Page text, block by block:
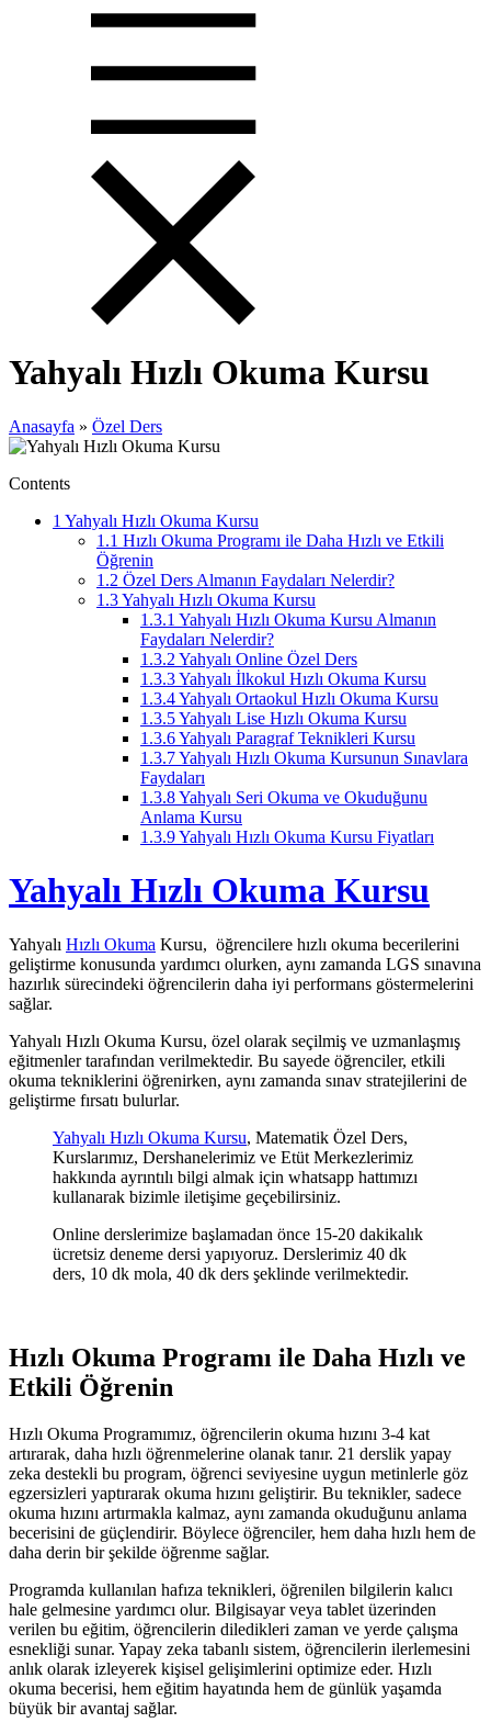
Yahyalı Hızlı Okuma Kursu
Anasayfa » Özel Ders
Contents
1 Yahyalı Hızlı Okuma Kursu
1.1 Hızlı Okuma Programı ile Daha Hızlı ve Etkili
Öğrenin
1.2 Özel Ders Almanın Faydaları Nelerdir?
1.3Yahyalı Hızlı Okuma Kursu
1.3.1 Yahyalı Hızlı Okuma Kursu Almanın
Faydaları Nelerdir?
1.3.2 Yahyalı Online Özel Ders
1.3.3Yahyalı İlkokul Hızlı Okuma Kursu
1.3.4Yahyalı Ortaokul Hızlı Okuma Kursu
1.3.5Yahyalı Lise Hızlı Okuma Kursu
1.3.6Yahyalı Paragraf Teknikleri Kursu
1.3.7Yahyalı Hızlı Okuma Kursunun Sınavlara
Faydaları
1.3.8Yahyalı Seri Okuma ve Okuduğunu
Anlama Kursu
1.3.9Yahyalı Hızlı Okuma Kursu Fiyatları
Yahyalı Hızlı Okuma Kursu
Yahyalı Hızlı Okuma Kursu, öğrencilere hızlı okuma becerilerini
geliştirme konusunda yardımcı olurken, aynı zamanda LGS sınavına
hazırlık sürecindeki öğrencilerin daha iyi performans göstermelerini
sağlar.
Yahyalı Hızlı Okuma Kursu, özel olarak seçilmiş ve uzmanlaşmış
eğitmenler tarafından verilmektedir. Bu sayede öğrenciler, etkili
okuma tekniklerini öğrenirken, aynı zamanda sınav stratejilerini de
geliştirme fırsatı bulurlar.
Yahyalı Hızlı Okuma Kursu, Matematik Özel Ders,
Kurslarımız, Dershanelerimiz ve Etüt Merkezlerimiz
hakkında ayrıntılı bilgi almak için whatsapp hattımızı
kullanarak bizimle iletişime geçebilirsiniz.
Online derslerimize başlamadan önce 15-20 dakikalık
ücretsiz deneme dersi yapıyoruz. Derslerimiz 40 dk
ders, 10 dk mola, 40 dk ders şeklinde verilmektedir.
Hızlı Okuma Programı ile Daha Hızlı ve
Etkili Öğrenin
Hızlı Okuma Programımız, öğrencilerin okuma hızını 3-4 kat
artırarak, daha hızlı öğrenmelerine olanak tanır. 21 derslik yapay
zeka destekli bu program, öğrenci seviyesine uygun metinlerle göz
egzersizleri yaptırarak okuma hızını geliştirir. Bu teknikler, sadece
okuma hızını artırmakla kalmaz, aynı zamanda okuduğunu anlama
becerisini de güçlendirir. Böylece öğrenciler, hem daha hızlı hem de
daha derin bir şekilde öğrenme sağlar.
Programda kullanılan hafıza teknikleri, öğrenilen bilgilerin kalıcı
hale gelmesine yardımcı olur. Bilgisayar veya tablet üzerinden
verilen bu eğitim, öğrencilerin diledikleri zaman ve yerde çalışma
esnekliği sunar. Yapay zeka tabanlı sistem, öğrencilerin ilerlemesini
anlık olarak izleyerek kişisel gelişimlerini optimize eder. Hızlı
okuma becerisi, hem eğitim hayatında hem de günlük yaşamda
büyük bir avantaj sağlar.